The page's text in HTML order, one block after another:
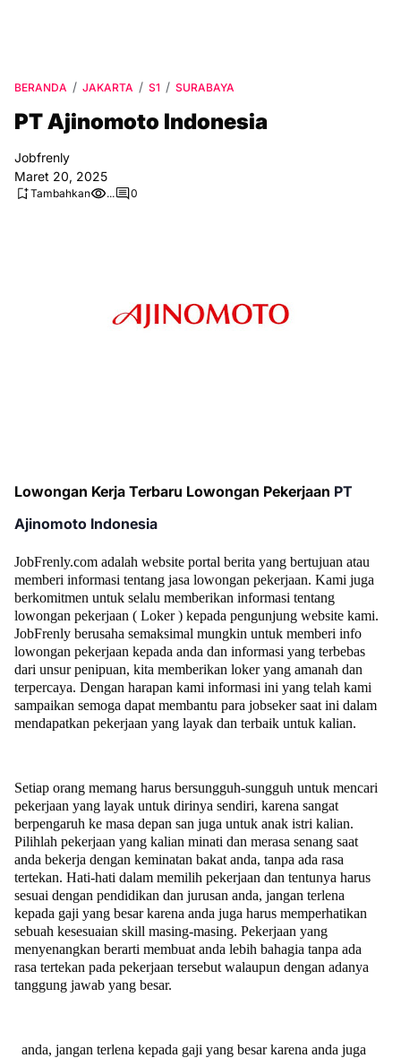
BERANDA JAKARTA S1 SURABAYA
PT Ajinomoto Indonesia
Jobfrenly
Maret 20, 2025
Tambahkan ... 0
Lowongan Kerja Terbaru Lowongan Pekerjaan PT
Ajinomoto Indonesia
JobFrenly.com adalah website portal berita yang bertujuan atau
memberi informasi tentang jasa lowongan pekerjaan. Kami juga
berkomitmen untuk selalu memberikan informasi tentang
lowongan pekerjaan ( Loker ) kepada pengunjung website kami.
JobFrenly berusaha semaksimal mungkin untuk memberi info
lowongan pekerjaan kepada anda dan informasi yang terbebas
dari unsur penipuan, kita memberikan loker yang amanah dan
terpercaya. Dengan harapan kami informasi ini yang telah kami
sampaikan semoga dapat membantu para jobseker saat ini dalam
mendapatkan pekerjaan yang layak dan terbaik untuk kalian.
Setiap orang memang harus bersungguh-sungguh untuk mencari
pekerjaan yang layak untuk dirinya sendiri, karena sangat
berpengaruh ke masa depan san juga untuk anak istri kalian.
Pilihlah pekerjaan yang kalian minati dan merasa senang saat
anda bekerja dengan keminatan bakat anda, tanpa ada rasa
tertekan. Hati-hati dalam memilih pekerjaan dan tentunya harus
sesuai dengan pendidikan dan jurusan anda, jangan terlena
kepada gaji yang besar karena anda juga harus memperhatikan
sebuah kesesuaian skill masing-masing. Pekerjaan yang
menyenangkan berarti membuat anda lebih bahagia tanpa ada
rasa tertekan pada pekerjaan tersebut walaupun dengan adanya
tanggung jawab yang besar.
anda, jangan terlena kepada gaji yang besar karena anda juga